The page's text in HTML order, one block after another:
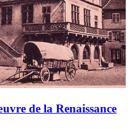
de la Renaissance